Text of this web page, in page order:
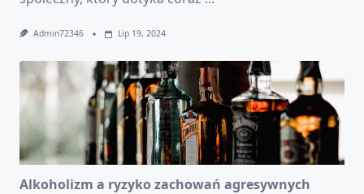
Admin72346 Lip 19, 2024
Alkoholizm a ryzyko zachowań agresywnych